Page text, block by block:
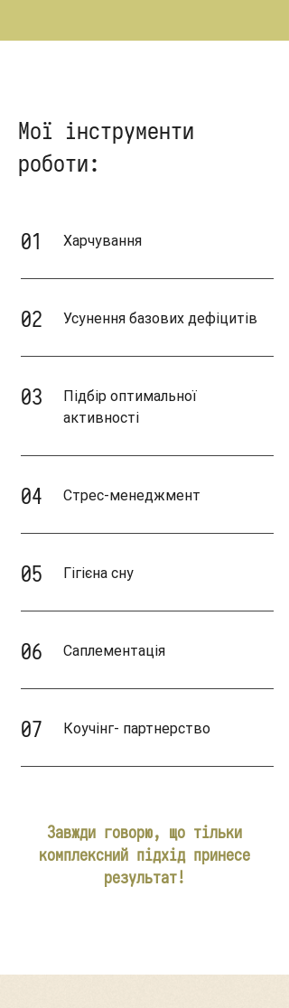
Мої інструменти
роботи:
01 Харчування
02 Усунення базових дефіцитів
03
Підбір оптимальної
активності
04 ​Стрес-менеджмент
05 Гігієна сну
06 Саплементація
07 Коучінг- партнерство
Завжди говорю, що тільки
комплексний підхід принесе
результат!